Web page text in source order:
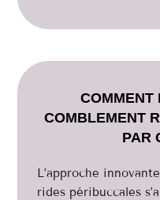
COMMENT
COMBLEMENT
PAR
L’approche
rides péribuccales